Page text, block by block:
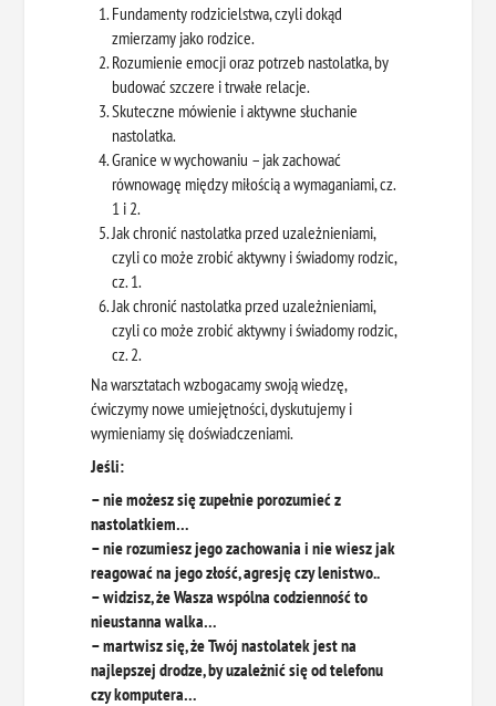
Fundamenty rodzicielstwa, czyli dokąd
zmierzamy jako rodzice.
Rozumienie emocji oraz potrzeb nastolatka, by
budować szczere i trwałe relacje.
Skuteczne mówienie i aktywne słuchanie
nastolatka.
Granice w wychowaniu – jak zachować
równowagę między miłością a wymaganiami, cz.
1 i 2.
Jak chronić nastolatka przed uzależnieniami,
czyli co może zrobić aktywny i świadomy rodzic,
cz. 1.
Jak chronić nastolatka przed uzależnieniami,
czyli co może zrobić aktywny i świadomy rodzic,
cz. 2.
Na warsztatach wzbogacamy swoją wiedzę,
ćwiczymy nowe umiejętności, dyskutujemy i
wymieniamy się doświadczeniami.
Jeśli:
– nie możesz się zupełnie porozumieć z
nastolatkiem…
– nie rozumiesz jego zachowania i nie wiesz jak
reagować na jego złość, agresję czy lenistwo..
– widzisz, że Wasza wspólna codzienność to
nieustanna walka…
– martwisz się, że Twój nastolatek jest na
najlepszej drodze, by uzależnić się od telefonu
czy komputera…